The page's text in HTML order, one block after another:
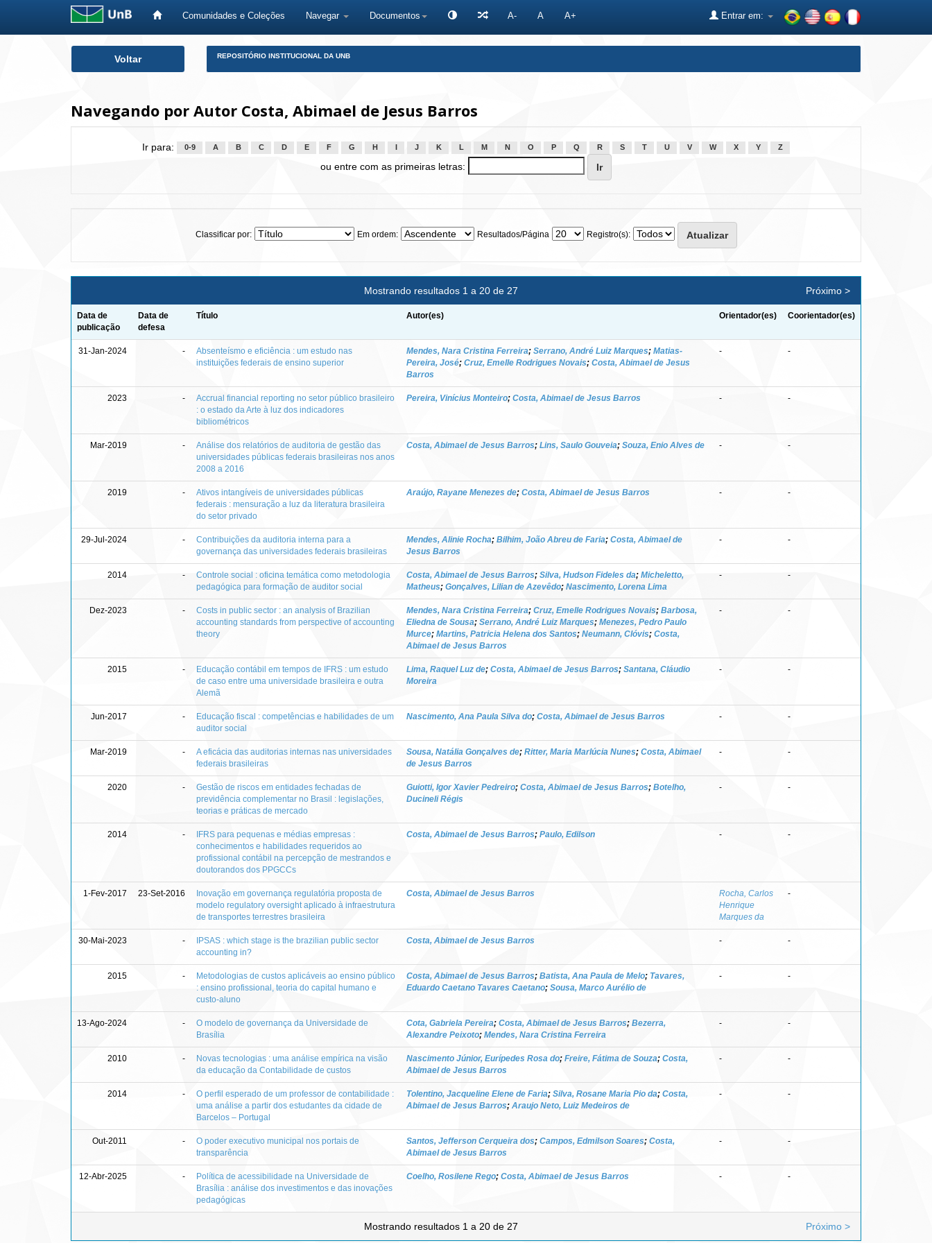
Comunidades e Coleções Navegar Documentos A- A A+ Entrar em:
Voltar REPOSITÓRIO INSTITUCIONAL DA UNB
Navegando por Autor Costa, Abimael de Jesus Barros
Ir para: 0-9 A B C D E F G H J K L M N O P Q R S T U V W X Y Z
ou entre com as primeiras letras:
Classificar por: Em ordem: Resultados/Página Registro(s):
Mostrando resultados 1 a 20 de 27 Próximo >
Data de
publicação
Data de
defesa
Título Autor(es) Orientador(es) Coorientador(es)
31-Jan-2024 -
Absenteísmo e eficiência : um estudo nas
instituições federais de ensino superior
Mendes, Nara Cristina Ferreira; Serrano, André Luiz Marques; Matias-
Pereira, José; Cruz, Emelle Rodrigues Novais; Costa, Abimael de Jesus
Barros
- -
2023 -
Accrual financial reporting no setor público brasileiro
: o estado da Arte à luz dos indicadores
bibliométricos
Pereira, Vinícius Monteiro; Costa, Abimael de Jesus Barros - -
Mar-2019 -
Análise dos relatórios de auditoria de gestão das
universidades públicas federais brasileiras nos anos
2008 a 2016
Costa, Abimael de Jesus Barros; Lins, Saulo Gouveia; Souza, Enio Alves de - -
2019 -
Ativos intangíveis de universidades públicas
federais : mensuração a luz da literatura brasileira
do setor privado
Araújo, Rayane Menezes de; Costa, Abimael de Jesus Barros - -
29-Jul-2024 -
Contribuições da auditoria interna para a
governança das universidades federais brasileiras
Mendes, Alinie Rocha; Bilhim, João Abreu de Faria; Costa, Abimael de
Jesus Barros
- -
2014 -
Controle social : oficina temática como metodologia
pedagógica para formação de auditor social
Costa, Abimael de Jesus Barros; Silva, Hudson Fideles da; Micheletto,
Matheus; Gonçalves, Lilian de Azevêdo; Nascimento, Lorena Lima
- -
Dez-2023 -
Costs in public sector : an analysis of Brazilian
accounting standards from perspective of accounting
theory
Mendes, Nara Cristina Ferreira; Cruz, Emelle Rodrigues Novais; Barbosa,
Eliedna de Sousa; Serrano, André Luiz Marques; Menezes, Pedro Paulo
Murce; Martins, Patricia Helena dos Santos; Neumann, Clóvis; Costa,
Abimael de Jesus Barros
- -
2015 -
Educação contábil em tempos de IFRS : um estudo
de caso entre uma universidade brasileira e outra
Alemã
Lima, Raquel Luz de; Costa, Abimael de Jesus Barros; Santana, Cláudio
Moreira
- -
Jun-2017 -
Educação fiscal : competências e habilidades de um
auditor social
Nascimento, Ana Paula Silva do; Costa, Abimael de Jesus Barros - -
Mar-2019 -
A eficácia das auditorias internas nas universidades
federais brasileiras
Sousa, Natália Gonçalves de; Ritter, Maria Marlúcia Nunes; Costa, Abimael
de Jesus Barros
- -
2020 -
Gestão de riscos em entidades fechadas de
previdência complementar no Brasil : legislações,
teorias e práticas de mercado
Guiotti, Igor Xavier Pedreiro; Costa, Abimael de Jesus Barros; Botelho,
Ducineli Régis
- -
2014 -
IFRS para pequenas e médias empresas :
conhecimentos e habilidades requeridos ao
profissional contábil na percepção de mestrandos e
doutorandos dos PPGCCs
Costa, Abimael de Jesus Barros; Paulo, Edilson - -
1-Fev-2017 23-Set-2016
Inovação em governança regulatória proposta de
modelo regulatory oversight aplicado à infraestrutura
de transportes terrestres brasileira
Costa, Abimael de Jesus Barros
Rocha, Carlos
Henrique
Marques da
-
30-Mai-2023 -
IPSAS : which stage is the brazilian public sector
accounting in?
Costa, Abimael de Jesus Barros - -
2015 -
Metodologias de custos aplicáveis ao ensino público
: ensino profissional, teoria do capital humano e
custo-aluno
Costa, Abimael de Jesus Barros; Batista, Ana Paula de Melo; Tavares,
Eduardo Caetano Tavares Caetano; Sousa, Marco Aurélio de
- -
13-Ago-2024 -
O modelo de governança da Universidade de
Brasília
Cota, Gabriela Pereira; Costa, Abimael de Jesus Barros; Bezerra,
Alexandre Peixoto; Mendes, Nara Cristina Ferreira
- -
2010 -
Novas tecnologias : uma análise empírica na visão
da educação da Contabilidade de custos
Nascimento Júnior, Eurípedes Rosa do; Freire, Fátima de Souza; Costa,
Abimael de Jesus Barros
- -
2014 -
O perfil esperado de um professor de contabilidade :
uma análise a partir dos estudantes da cidade de
Barcelos – Portugal
Tolentino, Jacqueline Elene de Faria; Silva, Rosane Maria Pio da; Costa,
Abimael de Jesus Barros; Araujo Neto, Luiz Medeiros de
- -
Out-2011 -
O poder executivo municipal nos portais de
transparência
Santos, Jefferson Cerqueira dos; Campos, Edmilson Soares; Costa,
Abimael de Jesus Barros
- -
12-Abr-2025 -
Política de acessibilidade na Universidade de
Brasília : análise dos investimentos e das inovações
pedagógicas
Coelho, Rosilene Rego; Costa, Abimael de Jesus Barros - -
Mostrando resultados 1 a 20 de 27 Próximo >